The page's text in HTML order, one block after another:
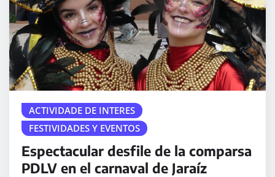
ACTIVIDADE DE INTERES
FESTIVIDADES Y EVENTOS
Espectacular desfile de la comparsa
PDLV en el carnaval de Jaraíz